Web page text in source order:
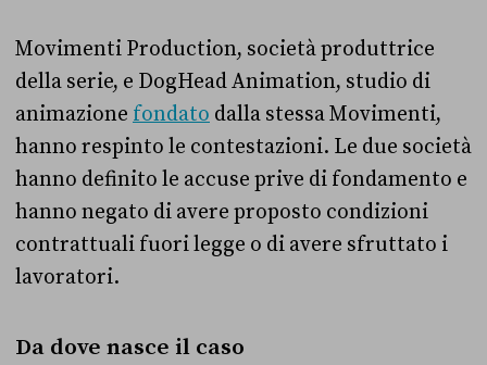
Movimenti Production, società produttrice
della serie, e DogHead Animation, studio di
animazione fondato dalla stessa Movimenti,
hanno respinto le contestazioni. Le due società
hanno definito le accuse prive di fondamento e
hanno negato di avere proposto condizioni
contrattuali fuori legge o di avere sfruttato i
lavoratori.
Da dove nasce il caso